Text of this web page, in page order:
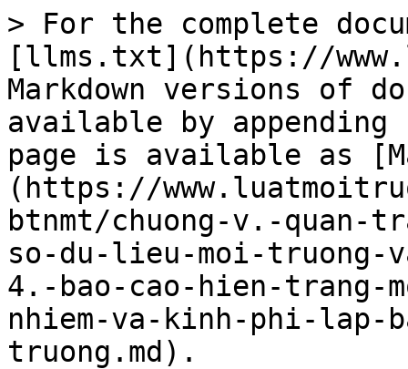
> For the complete
[llms.txt](https://
Markdown versions of
available by
page is available as
(https://
btnmt/chuong-v.-quan-
so-du-lieu-moi-truong-
4.-bao-cao-hien-trang-
nhiem-va-kinh-phi-lap-
truong.md).